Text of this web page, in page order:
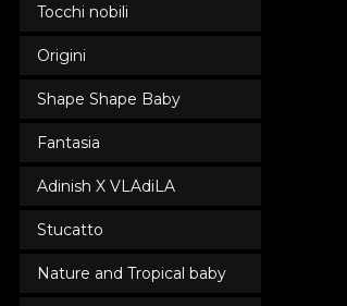
Tocchi nobili
Origini
Shape Shape Baby
Fantasia
Adinish X VLAdiLA
Stucatto
Nature and Tropical baby